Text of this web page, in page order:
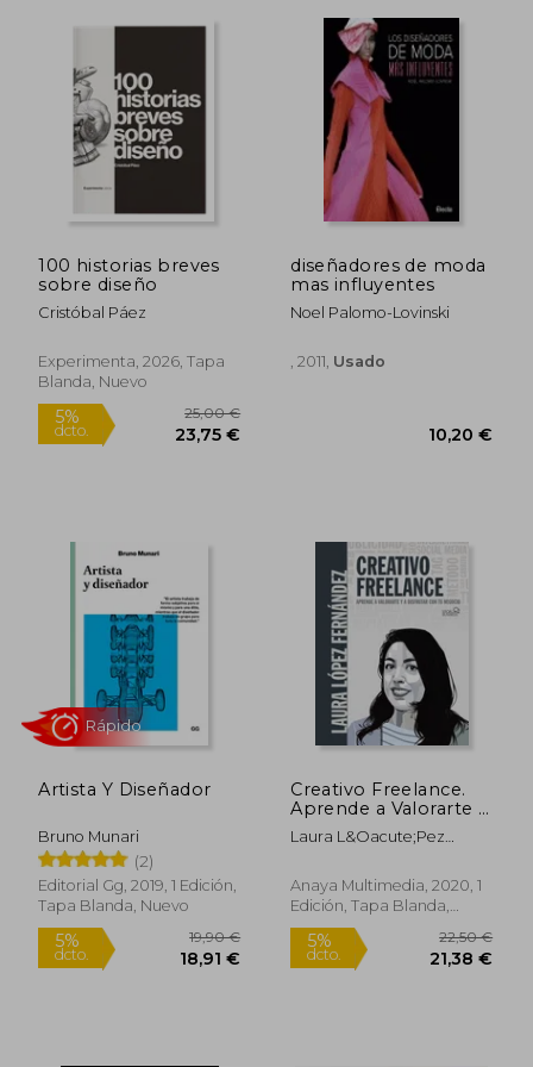
30,00 €
100 historias breves
sobre diseño
Cristóbal Páez
Experimenta, 2026, Tapa
Blanda, Nuevo
diseñadores de moda
mas influyentes
Noel Palomo-Lovinski
, 2011, Usado
Artista Y Diseñador
Bruno Munari
(2)
Editorial Gg, 2019, 1 Edición,
Tapa Blanda, Nuevo
Creativo Freelance.
Aprende a Valorarte y
a Disfrutar con tu
Negocio
Laura L&Oacute;Pez
Anaya Multimedia, 2020, 1
Edición, Tapa Blanda,
Nuevo